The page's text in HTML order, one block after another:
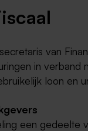
van
in verband
loon en
een gedeelte